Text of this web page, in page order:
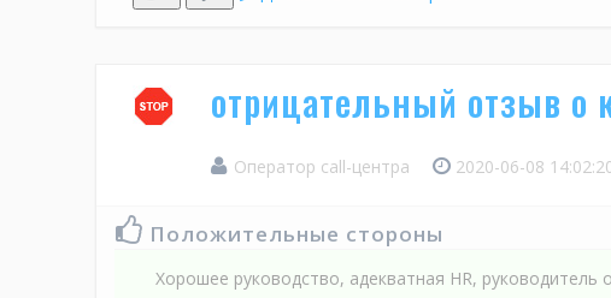
отрицательный отзыв о
Оператор call-центра 2020-06-08
Положительные стороны
Хорошее руководство, адекватная HR, руководитель